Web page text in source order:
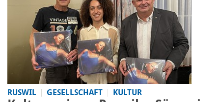
RUSWIL GESELLSCHAFT KULTUR